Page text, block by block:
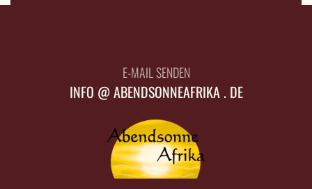
E-MAIL SENDEN
INFO @ ABENDSONNEAFRIKA . DE